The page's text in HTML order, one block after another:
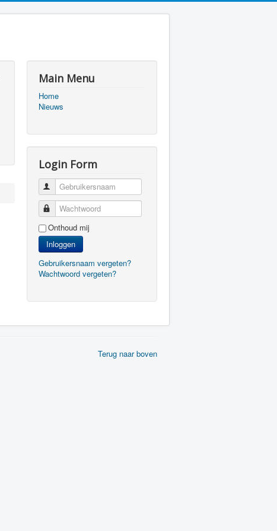
Main Menu
Home
Nieuws
Login Form
Gebruikersnaam
Wachtwoord
Onthoud mij
Inloggen
Gebruikersnaam vergeten?
Wachtwoord vergeten?
Terug naar boven